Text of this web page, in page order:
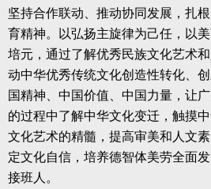
坚持合作联动、推动协同发展，扎
育精神。以弘扬主旋律为己任，以
培元，通过了解优秀民族文化艺术
动中华优秀传统文化创造性转化、
国精神、中国价值、中国力量，让
的过程中了解中华文化变迁，触摸
文化艺术的精髓，提高审美和人文
定文化自信，培养德智体美劳全面
接班人。